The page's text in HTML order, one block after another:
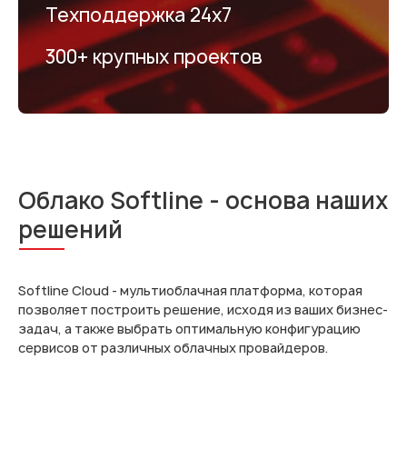
Техподдержка 24х7
300+ крупных проектов
Облако Softline - основа наших
решений
Softline Cloud - мультиоблачная платформа, которая
позволяет построить решение, исходя из ваших бизнес-
задач, а также выбрать оптимальную конфигурацию
сервисов от различных облачных провайдеров.